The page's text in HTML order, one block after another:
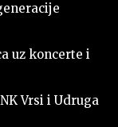
uz koncerte i
Vrsi i Udruga